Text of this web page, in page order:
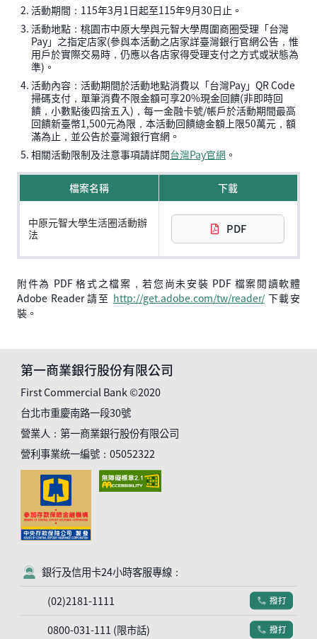
活動期間：115年3月1日起至115年9月30日止。
活動地點：桃園市中原大學與元智大學周圍商圈受理「台灣
Pay」之指定店家(參與本活動之店家詳臺灣銀行官網公告，惟
用戶於實際交易時，仍應以各店家得受理支付之方式或狀態為
準)。
活動內容：活動期間於活動地點消費以「台灣Pay」QR Code
掃碼支付，單筆消費不限金額可享20%現金回饋(非即時回
饋，小數點後四捨五入)，每一金融卡號/帳戶於活動期間最高
回饋新臺幣1,500元為限，本活動回饋總金額上限50萬元，額
滿為止，並公告於臺灣銀行官網。
相關活動限制及注意事項請詳閱台灣Pay官網 。
檔案名稱 下載
中原元智大學生活圈活動辦
法
PDF
附件為 PDF 格式之檔案，若您尚未安裝 PDF 檔案閱讀軟體
Adobe Reader 請至 http://get.adobe.com/tw/reader/下載安
裝。
第一商業銀行股份有限公司
First Commercial Bank ©2020
台北市重慶南路一段30號
營業人：第一商業銀行股份有限公司
營利事業統一編號：05052322
客服符號
銀行及信用卡24小時客服專線：
(02)2181-1111
電話符號
撥打
0800-031-111 (限市話) 電話符號
撥打